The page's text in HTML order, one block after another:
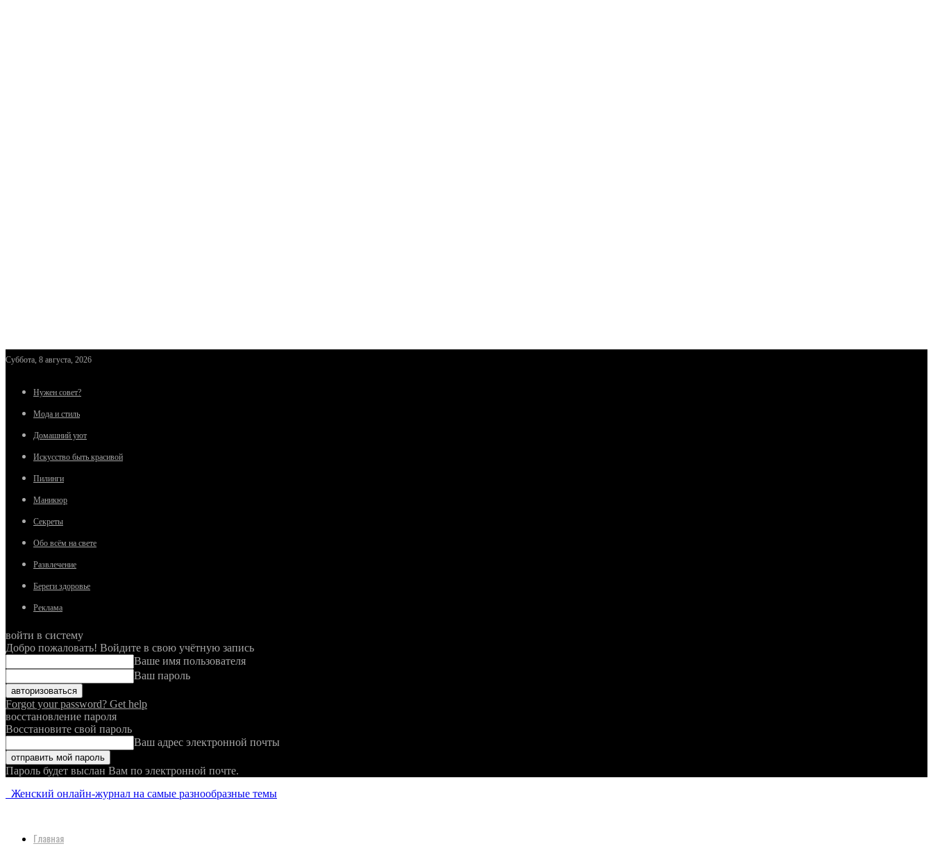
Суббота, 8 августа, 2026
Нужен совет?
Мода и стиль
Домашний уют
Искусство быть красивой
Пилинги
Маникюр
Секреты
Обо всём на свете
Развлечение
Береги здоровье
Реклама
войти в систему
Добро пожаловать! Войдите в свою учётную запись
Ваше имя пользователя
Ваш пароль
Forgot your password? Get help
восстановление пароля
Восстановите свой пароль
Ваш адрес электронной почты
Пароль будет выслан Вам по электронной почте.
Женский онлайн-журнал на самые разнообразные темы
Главная